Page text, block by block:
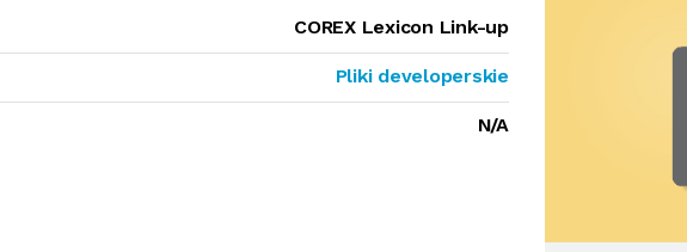
COREX Lexicon Link-up
Pliki developerskie
N/A